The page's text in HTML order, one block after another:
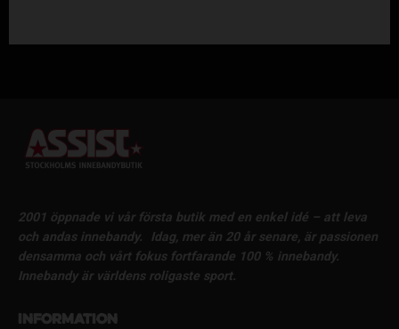
2001 öppnade vi vår första butik med en enkel idé – att leva
och andas innebandy.
Idag, mer än 20 år senare, är passionen
densamma och vårt fokus fortfarande 100 % innebandy.
Innebandy är världens roligaste sport.
Information